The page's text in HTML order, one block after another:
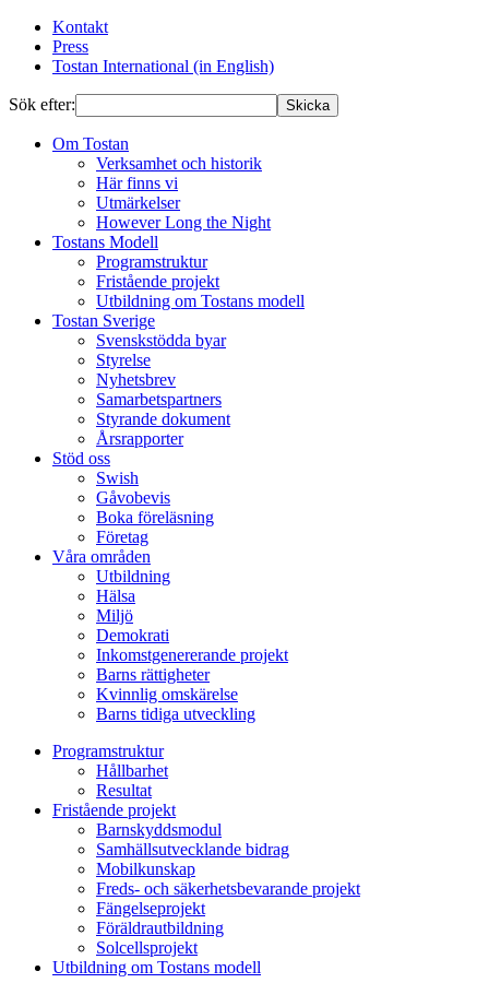
Kontakt
Press
Tostan International (in English)
Sök efter: Skicka
Om Tostan
Verksamhet och historik
Här finns vi
Utmärkelser
However Long the Night
Tostans Modell
Programstruktur
Fristående projekt
Utbildning om Tostans modell
Tostan Sverige
Svenskstödda byar
Styrelse
Nyhetsbrev
Samarbetspartners
Styrande dokument
Årsrapporter
Stöd oss
Swish
Gåvobevis
Boka föreläsning
Företag
Våra områden
Utbildning
Hälsa
Miljö
Demokrati
Inkomstgenererande projekt
Barns rättigheter
Kvinnlig omskärelse
Barns tidiga utveckling
Programstruktur
Hållbarhet
Resultat
Fristående projekt
Barnskyddsmodul
Samhällsutvecklande bidrag
Mobilkunskap
Freds- och säkerhetsbevarande projekt
Fängelseprojekt
Föräldrautbildning
Solcellsprojekt
Utbildning om Tostans modell